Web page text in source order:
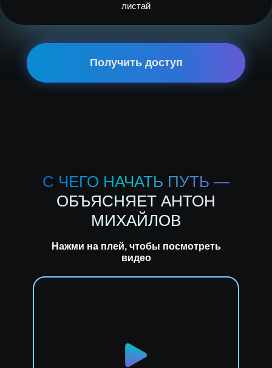
листай
Получить доступ
Нажми на плей, чтобы посмотреть
видео
С ЧЕГО НАЧАТЬ ПУТЬ —
ОБЪЯСНЯЕТ АНТОН
МИХАЙЛОВ